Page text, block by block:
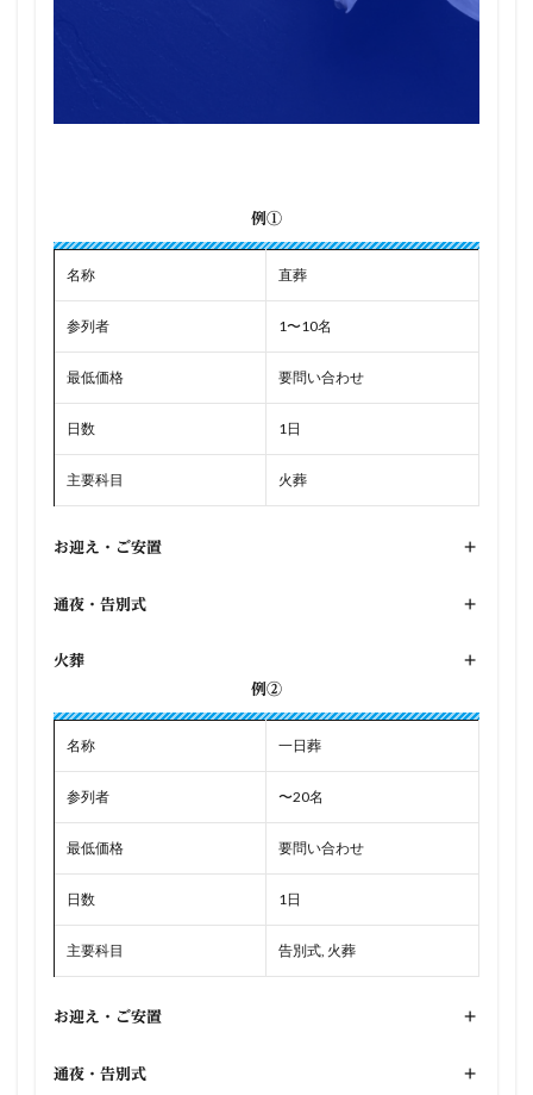
例①
名称 直葬
参列者 1〜10名
最低価格 要問い合わせ
日数 1日
主要科目 火葬
お迎え・ご安置 +
通夜・告別式 +
火葬
+
例②
名称 一日葬
参列者 〜20名
最低価格 要問い合わせ
日数 1日
主要科目 告別式, 火葬
お迎え・ご安置 +
通夜・告別式 +